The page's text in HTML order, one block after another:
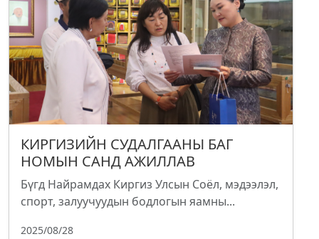
КИРГИЗИЙН СУДАЛГААНЫ БАГ
НОМЫН САНД АЖИЛЛАВ
Бүгд Найрамдах Киргиз Улсын Соёл, мэдээлэл,
спорт, залуучуудын бодлогын яамны...
2025/08/28